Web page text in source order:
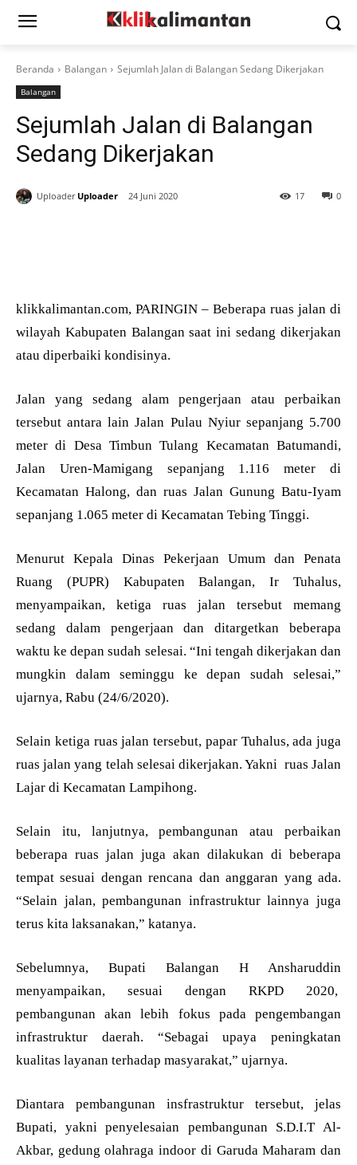
Beranda Balangan Sejumlah Jalan di Balangan Sedang Dikerjakan
Balangan
Sejumlah Jalan di Balangan
Sedang Dikerjakan
Uploader Uploader 24 Juni 2020 0
17
klikkalimantan.com, PARINGIN – Beberapa ruas jalan di
wilayah Kabupaten Balangan saat ini sedang dikerjakan
atau diperbaiki kondisinya.
Jalan yang sedang alam pengerjaan atau perbaikan
tersebut antara lain Jalan Pulau Nyiur sepanjang 5.700
meter di Desa Timbun Tulang Kecamatan Batumandi,
Jalan Uren-Mamigang sepanjang 1.116 meter di
Kecamatan Halong, dan ruas Jalan Gunung Batu-Iyam
sepanjang 1.065 meter di Kecamatan Tebing Tinggi.
Menurut Kepala Dinas Pekerjaan Umum dan Penata
Ruang (PUPR) Kabupaten Balangan, Ir Tuhalus,
menyampaikan, ketiga ruas jalan tersebut memang
sedang dalam pengerjaan dan ditargetkan beberapa
waktu ke depan sudah selesai. “Ini tengah dikerjakan dan
mungkin dalam seminggu ke depan sudah selesai,”
ujarnya, Rabu (24/6/2020).
Selain ketiga ruas jalan tersebut, papar Tuhalus, ada juga
ruas jalan yang telah selesai dikerjakan. Yakni ruas Jalan
Lajar di Kecamatan Lampihong.
Selain itu, lanjutnya, pembangunan atau perbaikan
beberapa ruas jalan juga akan dilakukan di beberapa
tempat sesuai dengan rencana dan anggaran yang ada.
“Selain jalan, pembangunan infrastruktur lainnya juga
terus kita laksanakan,” katanya.
Sebelumnya, Bupati Balangan H Ansharuddin
menyampaikan, sesuai dengan RKPD 2020,
pembangunan akan lebih fokus pada pengembangan
infrastruktur daerah. “Sebagai upaya peningkatan
kualitas layanan terhadap masyarakat,” ujarnya.
Diantara pembangunan insfrastruktur tersebut, jelas
Bupati, yakni penyelesaian pembangunan S.D.I.T Al-
Akbar, gedung olahraga indoor di Garuda Maharam dan